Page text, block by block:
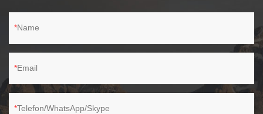
Name
Email
Telefon/WhatsApp/Skype